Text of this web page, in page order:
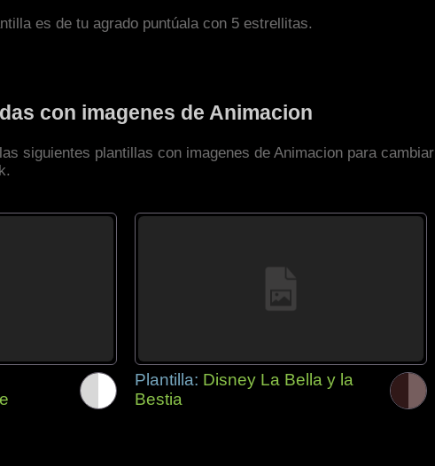
es de tu agrado puntúala con 5 estrellitas.
con imagenes de Animacion
siguientes plantillas con imagenes de Animacion para cambiar
Plantilla: Disney La Bella y la
Bestia